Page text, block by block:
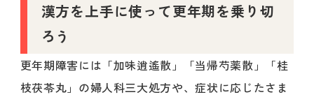
漢方を上手に使って更年期を乗り切
ろう
更年期障害には「加味逍遙散」「当帰芍薬散」「桂
枝茯苓丸」の婦人科三大処方や、症状に応じたさま